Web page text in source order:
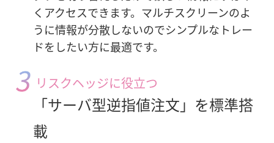
くアクセスできます。 マルチスクリーンのよ
うに情報が分散しないのでシンプルなトレー
ドをしたい方に最適です。
リスクヘッジに役立つ
「サーバ型逆指値注文」を標準搭
載